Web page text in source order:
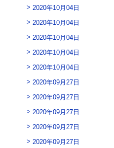
2020年10月04日
2020年10月04日
2020年10月04日
2020年10月04日
2020年10月04日
2020年09月27日
2020年09月27日
2020年09月27日
2020年09月27日
2020年09月27日